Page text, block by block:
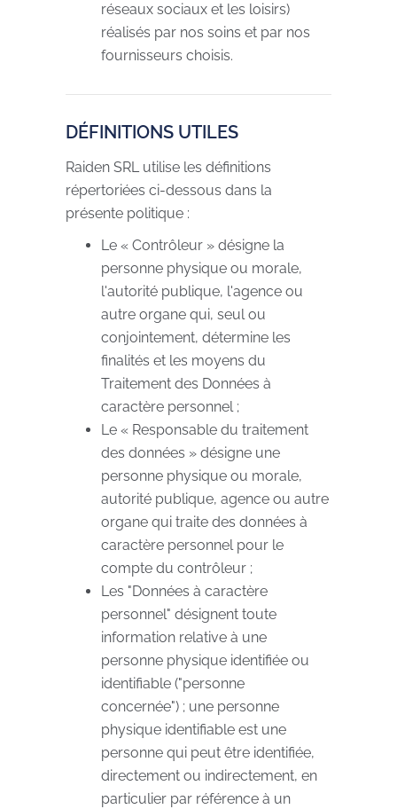
réseaux sociaux et les loisirs)
réalisés par nos soins et par nos
fournisseurs choisis.
DÉFINITIONS UTILES
Raiden SRL utilise les définitions
répertoriées ci-dessous dans la
présente politique :
Le « Contrôleur » désigne la
personne physique ou morale,
l'autorité publique, l'agence ou
autre organe qui, seul ou
conjointement, détermine les
finalités et les moyens du
Traitement des Données à
caractère personnel ;
Le « Responsable du traitement
des données » désigne une
personne physique ou morale,
autorité publique, agence ou autre
organe qui traite des données à
caractère personnel pour le
compte du contrôleur ;
Les "Données à caractère
personnel" désignent toute
information relative à une
personne physique identifiée ou
identifiable ("personne
concernée") ; une personne
physique identifiable est une
personne qui peut être identifiée,
directement ou indirectement, en
particulier par référence à un